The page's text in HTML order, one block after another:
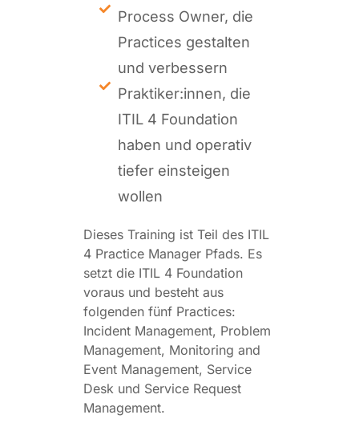
Process Owner, die
Practices gestalten
und verbessern
Praktiker:innen, die
ITIL 4 Foundation
haben und operativ
tiefer einsteigen
wollen
Dieses Training ist Teil des ITIL
4 Practice Manager Pfads. Es
setzt die ITIL 4 Foundation
voraus und besteht aus
folgenden fünf Practices:
Incident Management, Problem
Management, Monitoring and
Event Management, Service
Desk und Service Request
Management.